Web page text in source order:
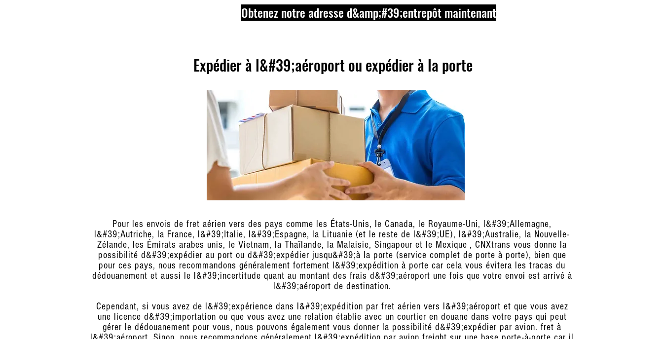
Obtenez notre adresse d&amp;#39;entrepôt maintenant
Expédier à l&#39;aéroport ou expédier à la porte
Pour les envois de fret aérien vers des pays comme les États-Unis, le Canada, le Royaume-Uni, l&#39;Allemagne,
l&#39;Autriche, la France, l&#39;Italie, l&#39;Espagne, la Lituanie (et le reste de l&#39;UE), l&#39;Australie, la Nouvelle-
Zélande, les Émirats arabes unis, le Vietnam, la Thaïlande, la Malaisie, Singapour et le Mexique , CNXtrans vous donne la
possibilité d&#39;expédier au port ou d&#39;expédier jusqu&#39;à la porte (service complet de porte à porte), bien que
pour ces pays, nous recommandons généralement fortement l&#39;expédition à porte car cela vous évitera les tracas du
dédouanement et aussi le l&#39;incertitude quant au montant des frais d&#39;aéroport une fois que votre envoi est arrivé à
l&#39;aéroport de destination.
Cependant, si vous avez de l&#39;expérience dans l&#39;expédition par fret aérien vers l&#39;aéroport et que vous avez
une licence d&#39;importation ou que vous avez une relation établie avec un courtier en douane dans votre pays qui peut
gérer le dédouanement pour vous, nous pouvons également vous donner la possibilité d&#39;expédier par avion. fret à